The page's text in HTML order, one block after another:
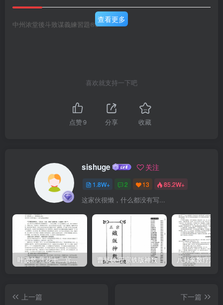
中州浓堂後斗致谋義練習題®3
查看更多
喜欢就支持一下吧
点赞9 分享 收藏
sishuge 关注
1.8W+ 2 13 85.2W+
这家伙很懒，什么都没有写...
叶茂然-莲花十二宫佛家奇门面授及答疑 曹展硕-正宗铁版神数
上一篇
下一篇